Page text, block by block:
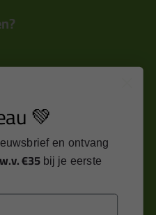
rechtstreeks in je
💚
en ontvang
€35 bij je eerste